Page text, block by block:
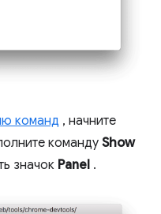
команд , начните
команду Show
значок Panel .